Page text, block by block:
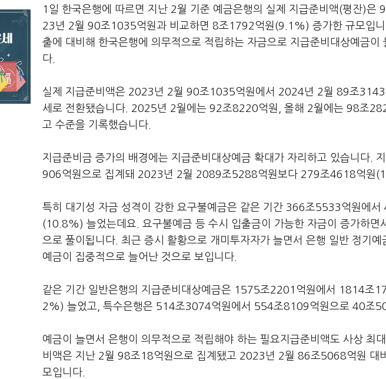
1일 한국은행에 따르면 지난 2월 기준 예금은행의 실제 지급준비액(평잔)
23년 2월 90조1035억원과 비교하면 8조1792억원(9.1%) 증가한 규모입니
출에 대비해 한국은행에 의무적으로 적립하는 자금으로 지급준비대상예금이
다.
실제 지급준비액은 2023년 2월 90조1035억원에서 2024년 2월 89조3143
세로 전환됐습니다. 2025년 2월에는 92조8220억원, 올해 2월에는 98조
고 수준을 기록했습니다.
지급준비금 증가의 배경에는 지급준비대상예금 확대가 자리하고 있습니다.
906억원으로 집계돼 2023년 2월 2089조5288억원보다 279조4618억원
특히 대기성 자금 성격이 강한 요구불예금은 같은 기간 366조5533억원에
(10.8%) 늘었는데요. 요구불예금 등 수시 입출금이 가능한 자금이 증가하면
으로 풀이됩니다. 최근 증시 활황으로 개미투자자가 늘면서 은행 일반 정기
예금이 집중적으로 늘어난 것으로 보입니다.
같은 기간 일반은행의 지급준비대상예금은 1575조2201억원에서 1814조
2%) 늘었고, 특수은행은 514조3074억원에서 554조8109억원으로 40조
예금이 늘면서 은행이 의무적으로 적립해야 하는 필요지급준비액도 사상 최
비액은 지난 2월 98조18억원으로 집계됐고 2023년 2월 86조5068억원
모입니다.